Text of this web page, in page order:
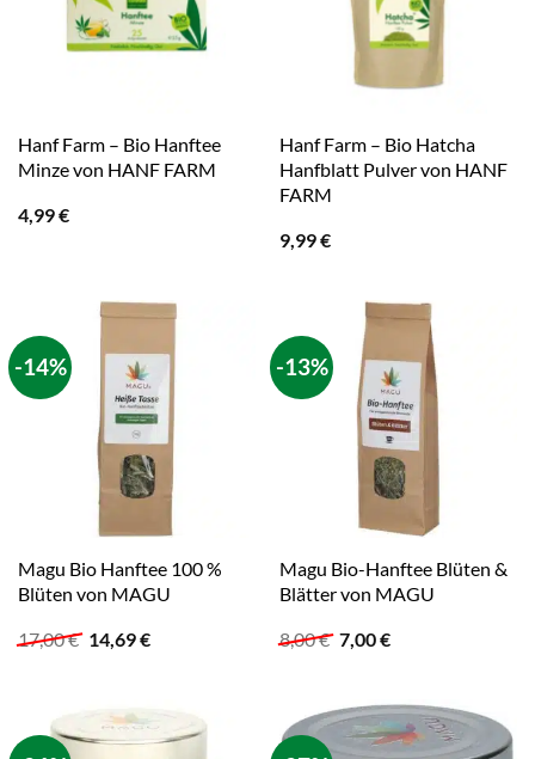
Hanf Farm – Bio Hanftee
Minze von HANF FARM
4,99€
Hanf Farm – Bio Hatcha
Hanfblatt Pulver von HANF
FARM
9,99€
-14%
Magu Bio Hanftee 100 %
Blüten von MAGU
17,00€ Ursprünglicher
Preis
14,69€Aktueller
-13%
Magu Bio-Hanftee Blüten &
Blätter von MAGU
8,00€ Ursprünglicher
Preis
7,00€Aktueller